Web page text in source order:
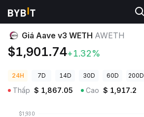
Giá Tiền Điện Tử Giá Aave v3 WETH AWETH
Giá Aave v3 WETH AWETH
$1,901.74+1.32%
24H 7D 14D 30D 60D 200D
Thấp $ 1,867.05 Cao $ 1,917.2